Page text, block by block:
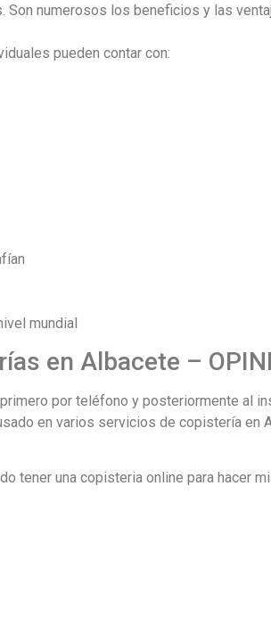
numerosos los beneficios y las
pueden contar con:
mundial
en Albacete –
por teléfono y posteriormente al
en varios servicios de copistería en
tener una copisteria online para hacer